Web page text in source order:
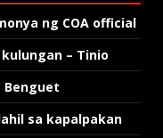
ng COA official
– Tinio
Benguet
sa kapalpakan